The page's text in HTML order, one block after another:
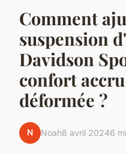
Comment
suspension
Davidson
confort
déformée ?
N Noah8 avril 20246